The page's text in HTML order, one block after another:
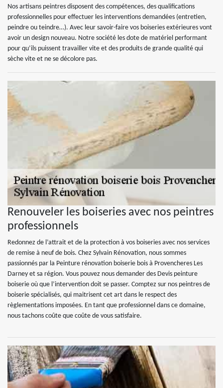
Nos artisans peintres disposent des compétences, des qualifications
professionnelles pour effectuer les interventions demandées (entretien,
peindre ou teindre…). Avec leur savoir-faire vos boiseries extérieures vont
avoir un design nouveau. Notre société les dote de matériel performant
pour qu’ils puissent travailler vite et des produits de grande qualité qui
sèche vite et ne se décolore pas.
Renouveler les boiseries avec nos peintres
professionnels
Redonnez de l’attrait et de la protection à vos boiseries avec nos services
de remise à neuf de bois. Chez Sylvain Rénovation, nous sommes
passionnés par la Peinture rénovation boiserie bois à Provencheres Les
Darney et sa région. Vous pouvez nous demander des Devis peinture
boiserie où que l’intervention doit se passer. Comptez sur nos peintres de
boiserie spécialisés, qui maitrisent cet art dans le respect des
règlementations imposées. En tant que professionnel dans ce domaine,
nous tachons coûte que coûte de vous satisfaire.